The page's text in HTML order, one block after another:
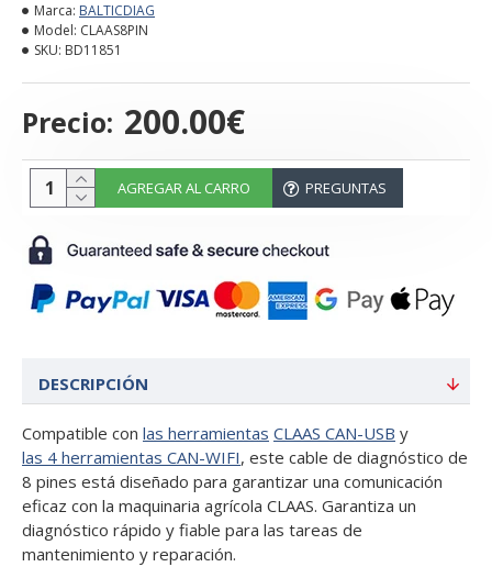
Precio: 200.00€
Marca: BALTICDIAG
Model: CLAAS8PIN
SKU: BD11851
AGREGAR AL CARRO PREGUNTAS
DESCRIPCIÓN
Compatible con las herramientas CLAAS CAN-USB y
las 4 herramientas CAN-WIFI, este cable de diagnóstico de
8 pines está diseñado para garantizar una comunicación
eficaz con la maquinaria agrícola CLAAS. Garantiza un
diagnóstico rápido y fiable para las tareas de
mantenimiento y reparación.